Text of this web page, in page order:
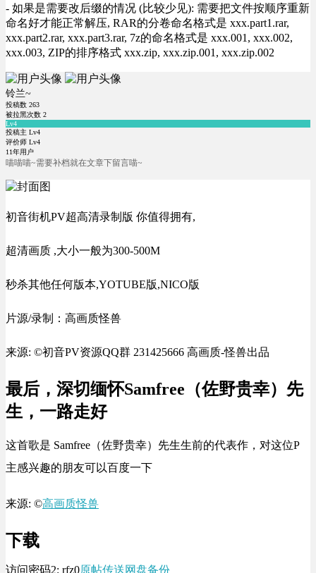
- 如果是需要改后缀的情况 (比较少见): 需要把文件按顺序重新
命名好才能正常解压, RAR的分卷命名格式是 xxx.part1.rar,
xxx.part2.rar, xxx.part3.rar, 7z的命名格式是 xxx.001, xxx.002,
xxx.003, ZIP的排序格式 xxx.zip, xxx.zip.001, xxx.zip.002
铃兰~
投稿数 263
被拉黑次数 2
Lv4
投稿主 Lv4
评价师 Lv4
11年用户
喵喵喵~需要补档就在文章下留言喵~
初音街机PV超高清录制版 你值得拥有,
超清画质 ,大小一般为300-500M
秒杀其他任何版本,YOTUBE版,NICO版
片源/录制：高画质怪兽
来源: ©初音PV资源QQ群 231425666 高画质-怪兽出品
最后， 深切缅怀Samfree（佐野贵幸）先
生，一路走好
这首歌是 Samfree（佐野贵幸）先生生前的代表作，对这位P
主感兴趣的朋友可以百度一下
来源: ©高画质怪兽
下载
访问密码2: rfz0原帖传送网盘备份